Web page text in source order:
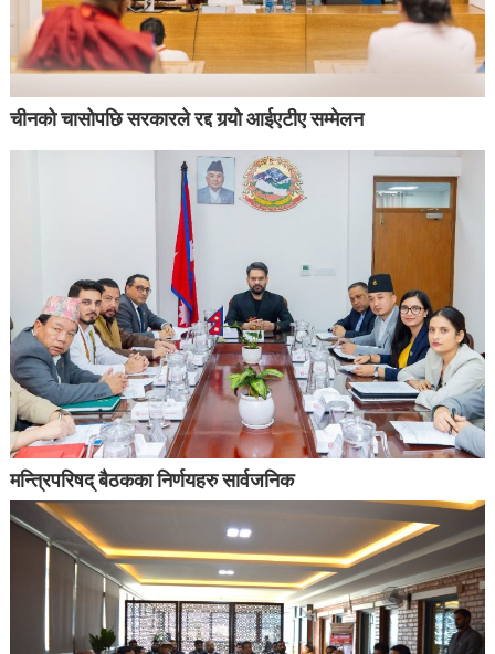
चीनको चासोपछि सरकारले रद्द गर्‍यो आईएटीए सम्मेलन
मन्त्रिपरिषद् बैठकका निर्णयहरु सार्वजनिक